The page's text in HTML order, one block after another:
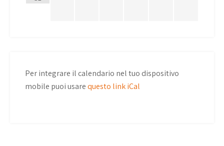
Per integrare il calendario nel tuo dispositivo
mobile puoi usarequesto link iCal